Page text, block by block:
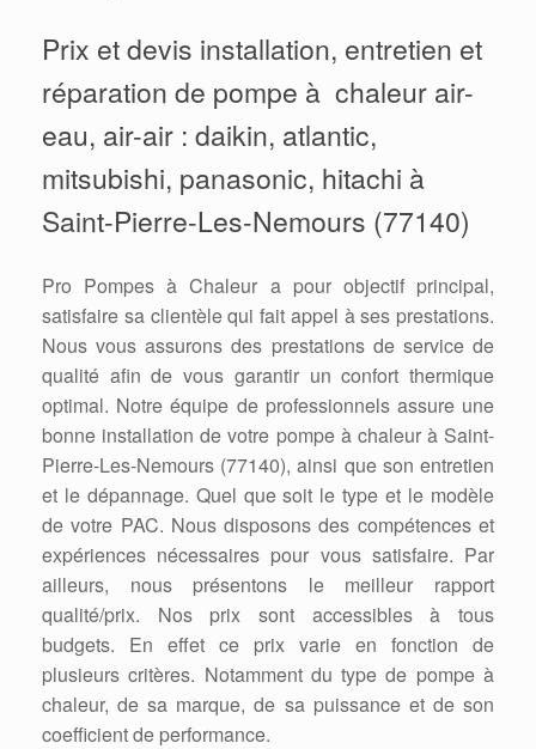
Prix et devis installation, entretien et
réparation de pompe à chaleur air-
eau, air-air : daikin, atlantic,
mitsubishi, panasonic, hitachi à
Saint-Pierre-Les-Nemours (77140)
Pro Pompes à Chaleur a pour objectif principal,
satisfaire sa clientèle qui fait appel à ses prestations.
Nous vous assurons des prestations de service de
qualité afin de vous garantir un confort thermique
optimal. Notre équipe de professionnels assure une
bonne installation de votre pompe à chaleur à Saint-
Pierre-Les-Nemours (77140), ainsi que son entretien
et le dépannage. Quel que soit le type et le modèle
de votre PAC. Nous disposons des compétences et
expériences nécessaires pour vous satisfaire. Par
ailleurs, nous présentons le meilleur rapport
qualité/prix. Nos prix sont accessibles à tous
budgets. En effet ce prix varie en fonction de
plusieurs critères. Notamment du type de pompe à
chaleur, de sa marque, de sa puissance et de son
coefficient de performance.